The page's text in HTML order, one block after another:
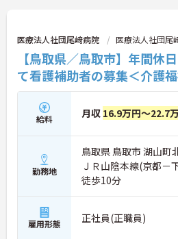
医療法人社団尾﨑病院 医療法人社団尾
【鳥取県／鳥取市】年間
て看護補助者の募集＜介護
給料 月収 16.9万円～22.7
勤務地
鳥取県 鳥取市 湖山町
ＪＲ山陰本線(京都－
徒歩10分
雇用形態 正社員(正職員)